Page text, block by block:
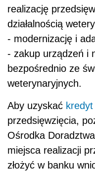
realizację
działalnością
- modernizację i
- zakup urządzeń i
bezpośrednio ze
weterynaryjnych.
Aby uzyskać kredyt
przedsięwzięcia,
Ośrodka
miejsca realizacji
złożyć w banku